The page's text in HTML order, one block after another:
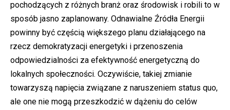
pochodzących z różnych branż oraz środowisk i robili to w
sposób jasno zaplanowany. Odnawialne Źródła Energii
powinny być częścią większego planu działającego na
rzecz demokratyzacji energetyki i przenoszenia
odpowiedzialności za efektywność energetyczną do
lokalnych społeczności. Oczywiście, takiej zmianie
towarzyszą napięcia związane z naruszeniem status quo,
ale one nie mogą przeszkodzić w dążeniu do celów